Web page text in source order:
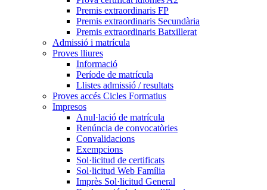
Premis extraordinaris FP
Premis extraordinaris Secundària
Premis extraordinaris Batxillerat
Admissió i matrícula
Proves lliures
Informació
Període de matrícula
Llistes admissió / resultats
Proves accés Cicles Formatius
Impresos
Anul·lació de matrícula
Renúncia de convocatòries
Convalidacions
Exempcions
Sol·licitud de certificats
Sol·licitud Web Família
Imprès Sol·licitud General